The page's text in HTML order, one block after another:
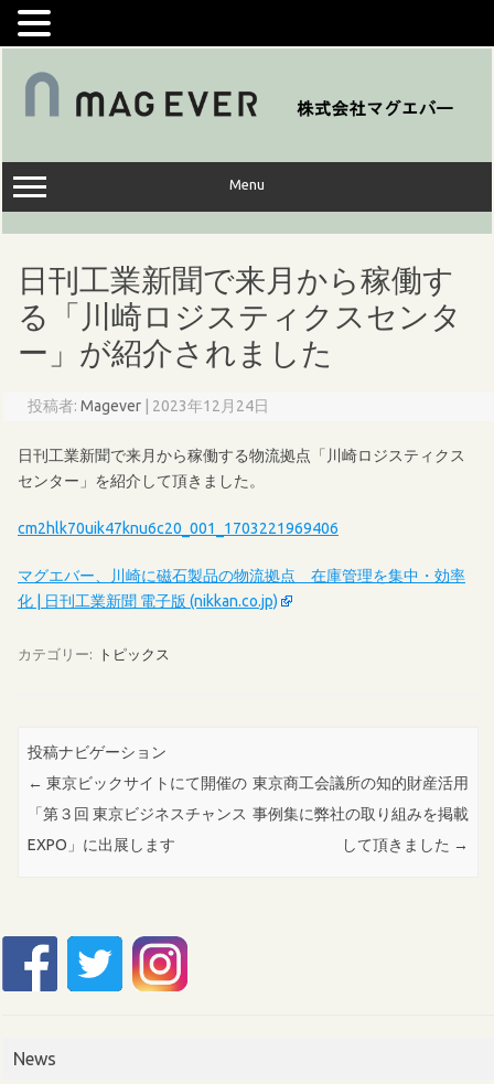
コ
キ
ッ
プ
Menu
日刊工業新聞で来月から稼働す
る「川崎ロジスティクスセンタ
ー」が紹介されました
投稿者:Magever | 2023年12月24日
日刊工業新聞で来月から稼働する物流拠点「川崎ロジスティクス
センター」を紹介して頂きました。
cm2hlk70uik47knu6c20_001_1703221969406
マグエバー、川崎に磁石製品の物流拠点 在庫管理を集中・効率
化 | 日刊工業新聞 電子版 (nikkan.co.jp)
カテゴリー: トピックス
投稿ナビゲーション
← 東京ビックサイトにて開催の
「第３回 東京ビジネスチャンス
EXPO」に出展します
東京商工会議所の知的財産活用
事例集に弊社の取り組みを掲載
して頂きました →
News